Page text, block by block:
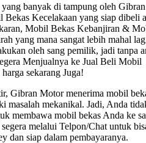
banyak di tampung oleh Gibran
Kecelakaan yang siap dibeli
Mobil Bekas Kebanjiran &
yang mana sangat lebih mahal
oleh sang pemilik, jadi tanpa
Menjualnya ke Jual Beli Mobil
sekarang Juga!
Gibran Motor menerima mobil
masalah mekanikal. Jadi, Anda
membawa mobil bekas Anda ke
melalui Telpon/Chat untuk
dan siap dalam pembayaranya.